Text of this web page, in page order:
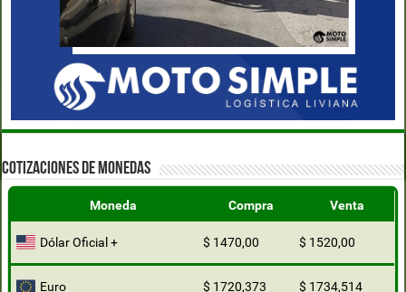
COTIZACIONES DE MONEDAS
Moneda Compra Venta
Dólar Oficial + $ 1470,00 $ 1520,00
Euro $ 1720,373 $ 1734,514